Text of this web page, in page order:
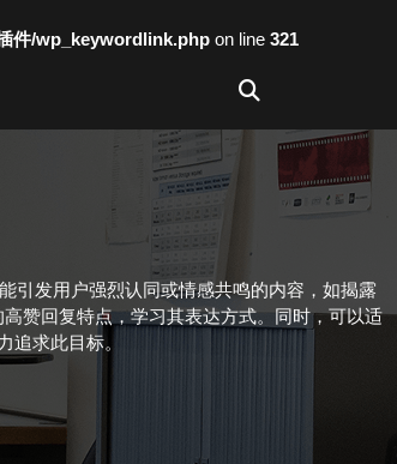
件/wp_keywordlink.php on line 321
引发用户强烈认同或情感共鸣的内容，如揭露
赞回复特点，学习其表达方式。同时，可以适
求此目标。